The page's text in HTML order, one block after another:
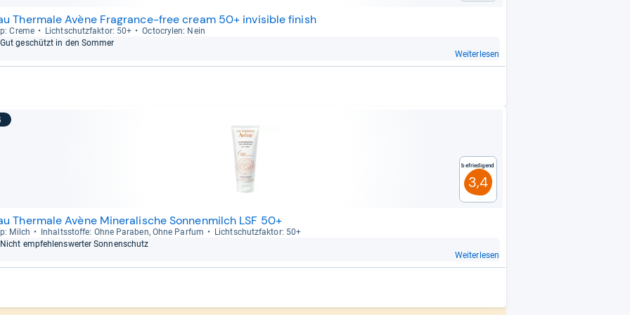
Thermale Avène Fragrance-free cream 50+ invisible finish
Creme Licht­schutz­fak­tor: 50+
Octo­cry­len: Nein
Gut geschützt in den Som­mer
Weiterlesen
Befriedigend
3,4
Thermale Avène Mineralische Sonnenmilch LSF 50+
Milch Inhaltss­toffe: Ohne Para­ben, Ohne Par­fum
Licht­schutz­fak­tor: 50+
Nicht emp­feh­lens­wer­ter Son­nen­schutz
Weiterlesen